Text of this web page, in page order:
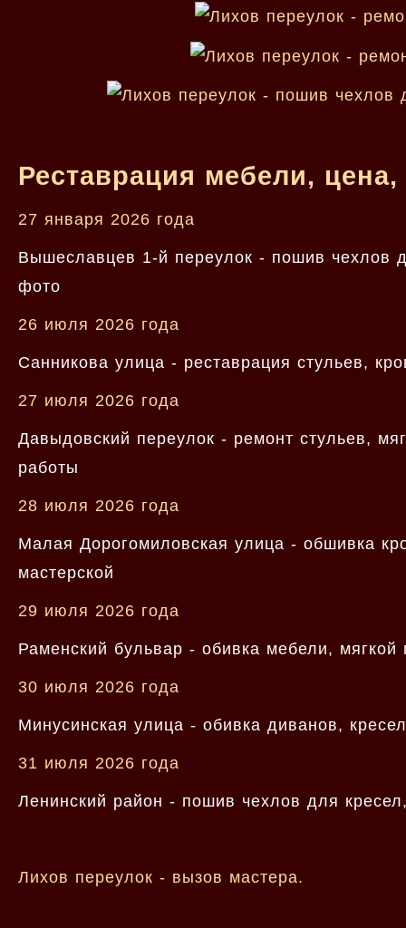
Реставрация мебели,
27 января 2026 года
Вышеславцев 1-й переулок - пошив чехлов
фото
26 июля 2026 года
Санникова улица - реставрация стульев,
27 июля 2026 года
Давыдовский переулок - ремонт стульев,
работы
28 июля 2026 года
Малая Дорогомиловская улица - обшивка
мастерской
29 июля 2026 года
Раменский бульвар - обивка мебели,
30 июля 2026 года
Минусинская улица - обивка диванов,
31 июля 2026 года
Ленинский район - пошив чехлов для
Лихов переулок - вызов мастера.